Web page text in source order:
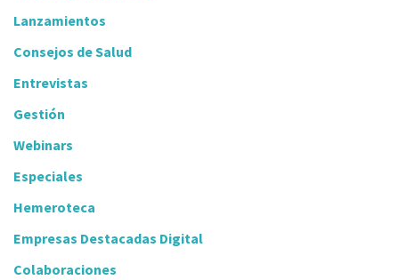
Lanzamientos
Consejos de Salud
Entrevistas
Gestión
Webinars
Especiales
Hemeroteca
Empresas Destacadas Digital
Colaboraciones